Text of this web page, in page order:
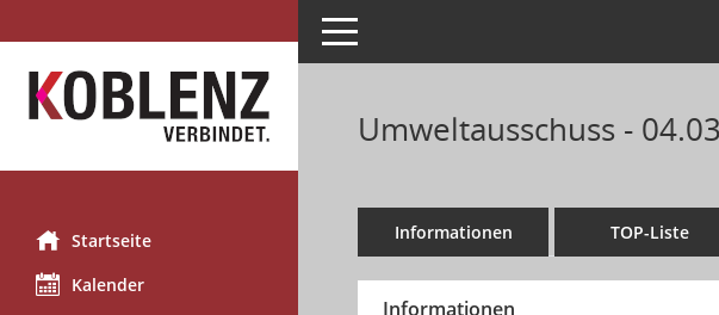
Startseite
Kalender
Toggle navigation
Umweltausschuss -
Informationen TOP-Liste
Informationen